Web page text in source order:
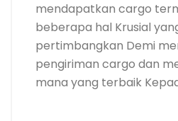
mendapatkan cargo
beberapa hal Krusial
pertimbangkan Demi
pengiriman cargo dan
mana yang terbaik